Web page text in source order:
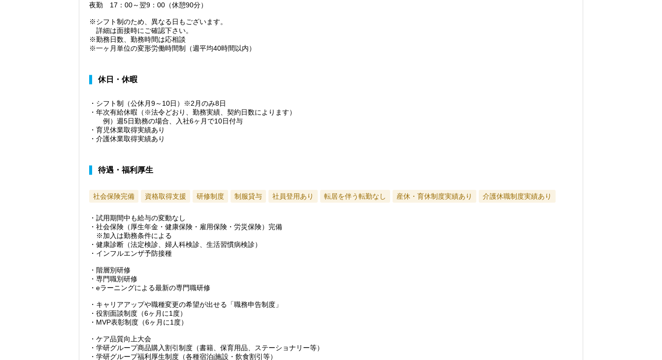
夜勤 17：00～翌9：00（休憩90分）
※シフト制のため、異なる日もございます。
詳細は面接時にご確認下さい。
※勤務日数、勤務時間は応相談
※一ヶ月単位の変形労働時間制（週平均40時間以内）
休日・休暇
・シフト制（公休月9～10日）※2月のみ8日
・年次有給休暇（※法令どおり、勤務実績、契約日数によります）
例）週5日勤務の場合、入社6ヶ月で10日付与
・育児休業取得実績あり
・介護休業取得実績あり
待遇・福利厚生
社会保険完備 資格取得支援 研修制度 制服貸与 社員登用あり 転居を伴う転勤なし 産休・育休制度実績あり 介護休職制度実績あり
・試用期間中も給与の変動なし
・社会保険（厚生年金・健康保険・雇用保険・労災保険）完備
※加入は勤務条件による
・健康診断（法定検診、婦人科検診、生活習慣病検診）
・インフルエンザ予防接種
・階層別研修
・専門職別研修
・eラーニングによる最新の専門職研修
・キャリアアップや職種変更の希望が出せる「職務申告制度」
・役割面談制度（6ヶ月に1度）
・MVP表彰制度（6ヶ月に1度）
・ケア品質向上大会
・学研グループ商品購入割引制度（書籍、保育用品、ステーショナリー等）
・学研グループ福利厚生制度（各種宿泊j施設・飲食割引等）